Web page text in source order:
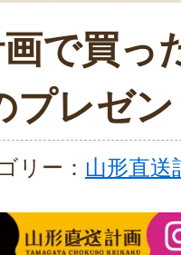
で買っ
プレゼ
リー： 山形直